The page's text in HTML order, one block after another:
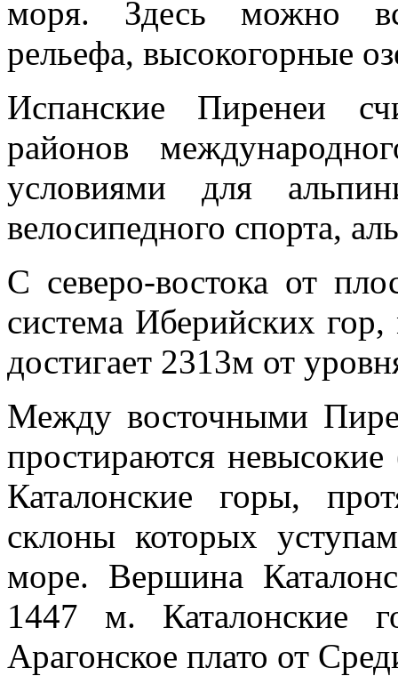
моря. Здесь можно
рельефа, высокогорные
Испанские Пиренеи
районов
условиями для
велосипедного спорта,
С северо-востока от
система Иберийских
достигает 2313м от
Между восточными
простираются
Каталонские горы,
склоны которых
море. Вершина
1447 м. Каталонские
Арагонское плато от